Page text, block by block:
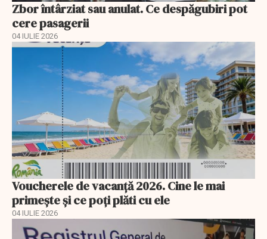
Zbor întârziat sau anulat. Ce despăgubiri pot
cere pasagerii
04 IULIE 2026
Voucherele de vacanță 2026. Cine le mai
primește și ce poți plăti cu ele
04 IULIE 2026